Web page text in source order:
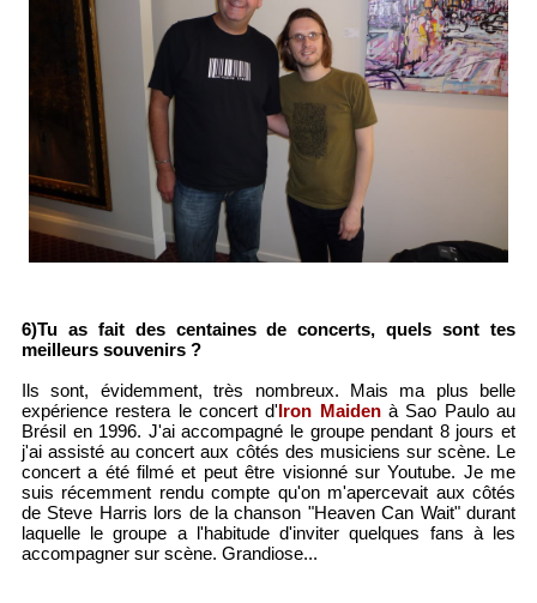
6)Tu as fait des centaines de concerts, quels sont tes
meilleurs souvenirs ?
Ils sont, évidemment, très nombreux. Mais ma plus belle
expérience restera le concert d'Iron Maidenà Sao Paulo au
Brésil en 1996. J'ai accompagné le groupe pendant 8 jours et
j'ai assisté au concert aux côtés des musiciens sur scène. Le
concert a été filmé et peut être visionné sur Youtube. Je me
suis récemment rendu compte qu'on m'apercevait aux côtés
de Steve Harris lors de la chanson "Heaven Can Wait" durant
laquelle le groupe a l'habitude d'inviter quelques fans à les
accompagner sur scène. Grandiose...